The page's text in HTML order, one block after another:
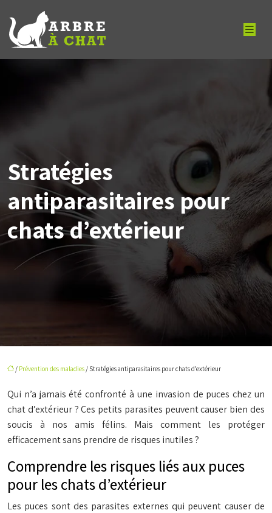
Stratégies
antiparasitaires pour
chats d’extérieur
/ Prévention des maladies / Stratégies antiparasitaires pour chats d’extérieur
Qui n’a jamais été confronté à une invasion de puces chez un
chat d’extérieur ? Ces petits parasites peuvent causer bien des
soucis à nos amis félins. Mais comment les protéger
efficacement sans prendre de risques inutiles ?
Comprendre les risques liés aux puces
pour les chats d’extérieur
Les puces sont des parasites externes qui peuvent causer de